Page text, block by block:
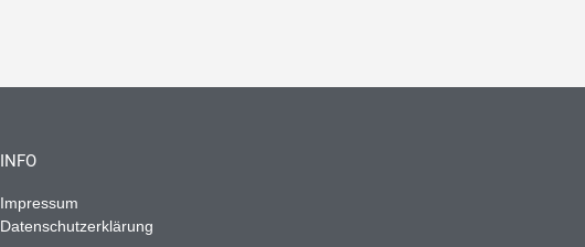
INFO
Impressum
Datenschutzerklärung